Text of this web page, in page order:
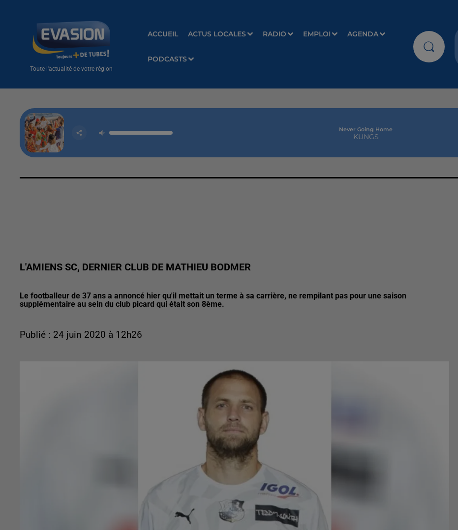
Toute l'actualité de votre région
ACCUEIL ACTUS LOCALES RADIO EMPLOI AGENDA
PODCASTS
Never Going Home
KUNGS
L'AMIENS SC, DERNIER CLUB DE MATHIEU BODMER
Le footballeur de 37 ans a annoncé hier qu'il mettait un terme à sa carrière, ne rempilant pas pour une saison
supplémentaire au sein du club picard qui était son 8ème.
Publié : 24 juin 2020 à 12h26